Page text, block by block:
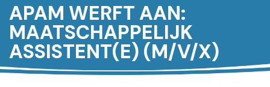
APAM WERFT AAN:
MAATSCHAPPELIJK
ASSISTENT(E) (M/V/X)